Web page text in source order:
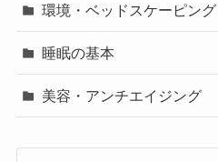
環境・ベッドスケーピング
睡眠の基本
美容・アンチエイジング